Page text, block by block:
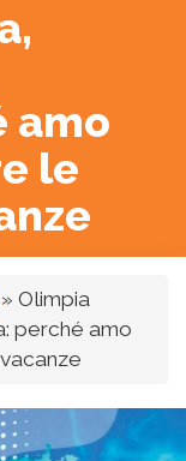
amo
le
» Olimpia
perché amo